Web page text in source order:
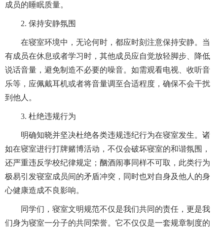
成员的睡眠质量。
2. 保持安静氛围
在寝室环境中，无论何时，都应时刻注意保持安静。当
有成员在休息或者学习时，其他成员应自觉放轻脚步、降低
说话音量，避免制造不必要的噪音。如需观看电视、收听音
乐等，应佩戴耳机或者将音量调至合适程度，确保不会干扰
到他人。
3. 杜绝违规行为
明确知晓并坚决杜绝各类违规违纪行为在寝室发生。诸
如在寝室进行打牌赌博活动，不仅会破坏寝室的和谐氛围，
还严重违反学校纪律规定；酗酒闹事同样不可取，此类行为
极易引发寝室成员间的矛盾冲突，同时也对自身及他人的身
心健康造成不良影响。
同学们，寝室文明规范不仅是我们共同的责任，更是我
们身为寝室一分子的共同荣誉。它不仅仅是一套规章制度的